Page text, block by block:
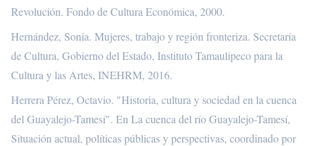
Revolución. Fondo de Cultura Económica, 2000.
Hernández, Sonia. Mujeres, trabajo y región fronteriza. Secretaría
de Cultura, Gobierno del Estado, Instituto Tamaulipeco para la
Cultura y las Artes, INEHRM, 2016.
Herrera Pérez, Octavio. "Historia, cultura y sociedad en la cuenca
del Guayalejo-Tamesí". En La cuenca del río Guayalejo-Tamesí,
Situación actual, políticas públicas y perspectivas, coordinado por